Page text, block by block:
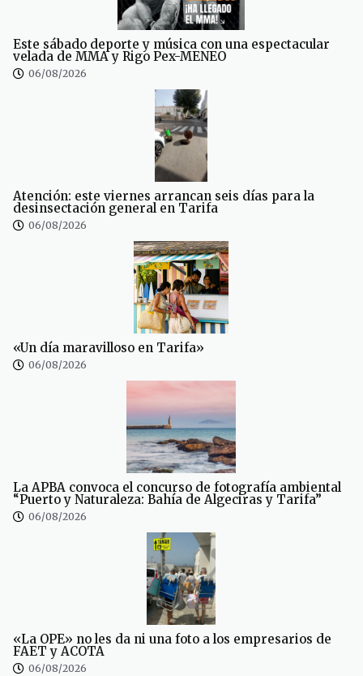
Este sábado deporte y música con una espectacular
velada de MMA y Rigo Pex-MENEO
06/08/2026
Atención: este viernes arrancan seis días para la
desinsectación general en Tarifa
06/08/2026
«Un día maravilloso en Tarifa»
06/08/2026
La APBA convoca el concurso de fotografía ambiental
“Puerto y Naturaleza: Bahía de Algeciras y Tarifa”
06/08/2026
«La OPE» no les da ni una foto a los empresarios de
FAET y ACOTA
06/08/2026